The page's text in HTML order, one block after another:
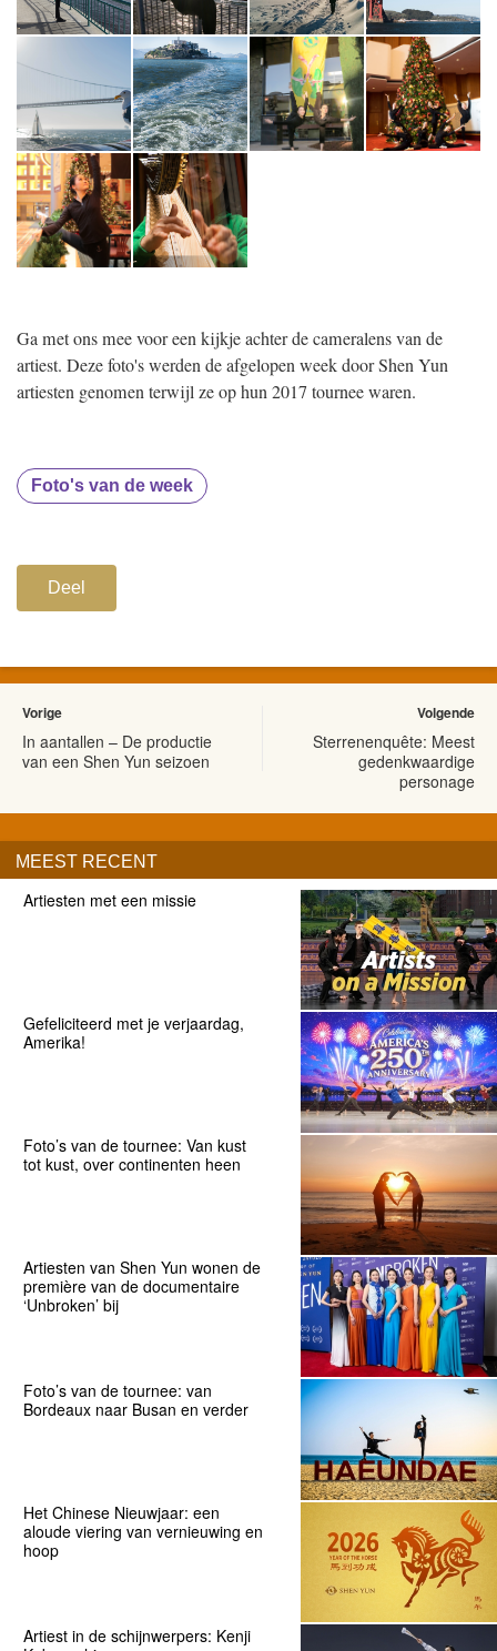
Ga met ons mee voor een kijkje achter de cameralens van de
artiest. Deze foto's werden de afgelopen week door Shen Yun
artiesten genomen terwijl ze op hun 2017 tournee waren.
Foto's van de week
Deel
Vorige
In aantallen – De productie
van een Shen Yun seizoen
Volgende
Sterrenenquête: Meest
gedenkwaardige
personage
MEEST RECENT
Artiesten met een missie
Gefeliciteerd met je verjaardag,
Amerika!
Foto’s van de tournee: Van kust
tot kust, over continenten heen
Artiesten van Shen Yun wonen de
première van de documentaire
‘Unbroken’ bij
Foto’s van de tournee: van
Bordeaux naar Busan en verder
Het Chinese Nieuwjaar: een
aloude viering van vernieuwing en
hoop
Artiest in de schijnwerpers: Kenji